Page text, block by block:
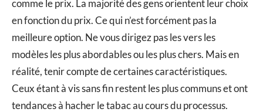
comme le prix. La majorité des gens orientent leur choix
en fonction du prix. Ce qui n’est forcément pas la
meilleure option. Ne vous dirigez pas les vers les
modèles les plus abordables ou les plus chers. Mais en
réalité, tenir compte de certaines caractéristiques.
Ceux étant à vis sans fin restent les plus communs et ont
tendances à hacher le tabac au cours du processus.